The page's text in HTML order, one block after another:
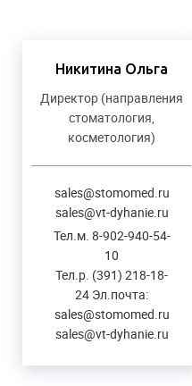
Никитина Ольга
Директор (направления
стоматология,
косметология)
sales@stomomed.ru
sales@vt-dyhanie.ru
Тел.м. 8-902-940-54-
10
Тел.р. (391) 218-18-
24 Эл.почта:
sales@stomomed.ru
sales@vt-dyhanie.ru